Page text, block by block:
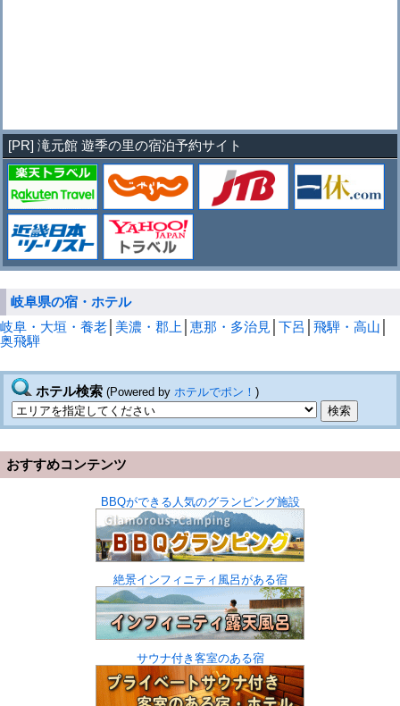
[PR] 滝元館 遊季の里の宿泊予約サイト
岐阜県の宿・ホテル
岐阜・大垣・養老
美濃・郡上 恵那・多治見 下呂 飛騨・高山
奥飛騨
ホテル検索(Powered by ホテルでポン！ )
おすすめコンテンツ
BBQができる人気のグランピング施設
絶景インフィニティ風呂がある宿
サウナ付き客室のある宿